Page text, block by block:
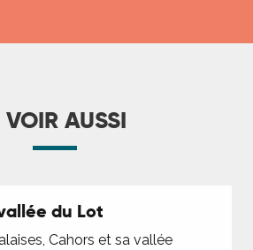
AUSSI
du Lot
Cahors et sa vallée